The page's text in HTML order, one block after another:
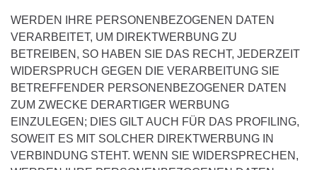
WERDEN IHRE PERSONENBEZOGENEN DATEN
VERARBEITET, UM DIREKTWERBUNG ZU
BETREIBEN, SO HABEN SIE DAS RECHT, JEDERZEIT
WIDERSPRUCH GEGEN DIE VERARBEITUNG SIE
BETREFFENDER PERSONENBEZOGENER DATEN
ZUM ZWECKE DERARTIGER WERBUNG
EINZULEGEN; DIES GILT AUCH FÜR DAS PROFILING,
SOWEIT ES MIT SOLCHER DIREKTWERBUNG IN
VERBINDUNG STEHT. WENN SIE WIDERSPRECHEN,